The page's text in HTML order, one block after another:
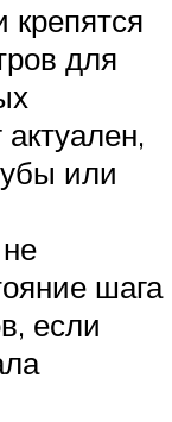
для
или
шага
если